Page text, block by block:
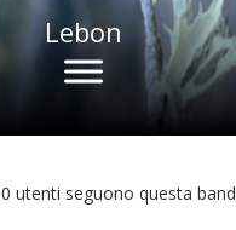
Lebon
0 utenti seguono questa band